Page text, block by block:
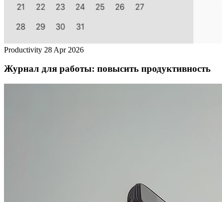
Productivity 28 Apr 2026
Журнал для работы: повысить продуктивность